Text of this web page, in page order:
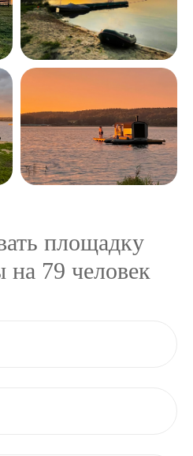
площадку
на 79 человек